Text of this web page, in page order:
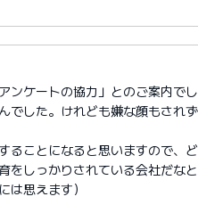
ンケートの協力」とのご案内で
でした。けれども嫌な顔もされ
ることになると思いますので、
をしっかりされている会社だな
は思えます）